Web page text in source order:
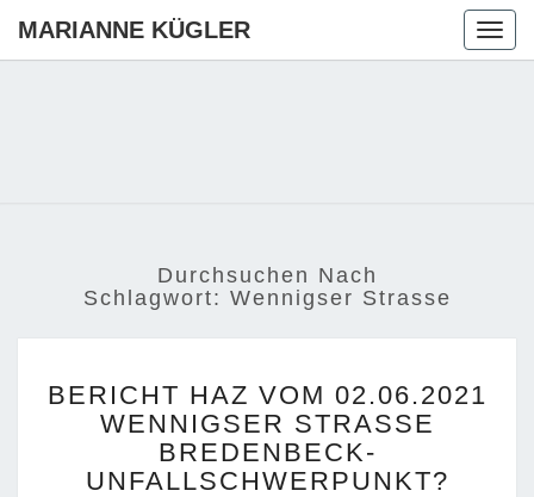
MARIANNE KÜGLER
Durchsuchen Nach
Schlagwort: Wennigser Strasse
HAZ
VOM
02.06.2021
WENNIGSER
BERICHT HAZ VOM 02.06.2021
WENNIGSER STRASSE B
REDENBECK- U
NFALLSCHWERPUNKT?